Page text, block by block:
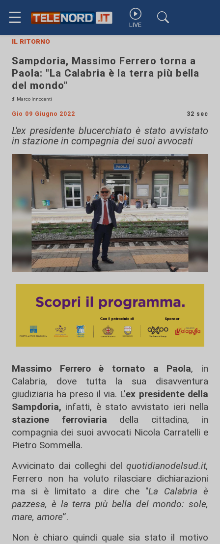
☰ LIVE
il ritorno
Sampdoria, Massimo Ferrero torna a
Paola: "La Calabria è la terra più bella
del mondo"
di Marco Innocenti
Gio 09 Giugno 2022 32 sec
L'ex presidente blucerchiato è stato avvistato
in stazione in compagnia dei suoi avvocati
Massimo Ferrero è tornato a Paola, in
Calabria, dove tutta la sua disavventura
giudiziaria ha preso il via. L'ex presidente della
Sampdoria, infatti, è stato avvistato ieri nella
stazione ferroviaria della cittadina, in
compagnia dei suoi avvocati Nicola Carratelli e
Pietro Sommella.
Avvicinato dai colleghi del quotidianodelsud.it,
Ferrero non ha voluto rilasciare dichiarazioni
ma si è limitato a dire che "La Calabria è
pazzesa, è la terra più bella del mondo: sole,
mare, amore”.
Non è chiaro quindi quale sia stato il motivo